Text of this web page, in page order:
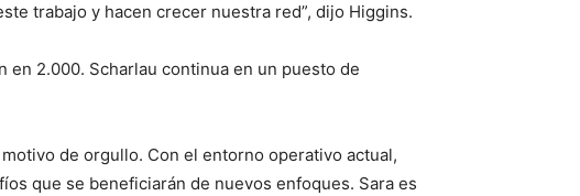
trabajo y hacen crecer nuestra red”, dijo Higgins.
en 2.000. Scharlau continua en un puesto de
de orgullo. Con el entorno operativo actual,
que se beneficiarán de nuevos enfoques. Sara es